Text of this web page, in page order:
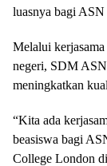
luasnya bagi
Melalui
negeri, SDM
meningkatkan
“Kita ada
beasiswa bagi
College London